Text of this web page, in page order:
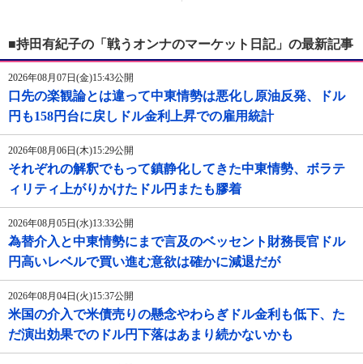
■持田有紀子の「戦うオンナのマーケット日記」の最新記事
2026年08月07日(金)15:43公開
口先の楽観論とは違って中東情勢は悪化し原油反発、ドル
円も158円台に戻しドル金利上昇での雇用統計
2026年08月06日(木)15:29公開
それぞれの解釈でもって鎮静化してきた中東情勢、ボラテ
ィリティ上がりかけたドル円またも膠着
2026年08月05日(水)13:33公開
為替介入と中東情勢にまで言及のベッセント財務長官ドル
円高いレベルで買い進む意欲は確かに減退だが
2026年08月04日(火)15:37公開
米国の介入で米債売りの懸念やわらぎドル金利も低下、た
だ演出効果でのドル円下落はあまり続かないかも